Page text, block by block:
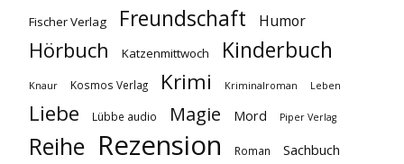
Fischer Verlag Freundschaft Humor
Hörbuch Katzenmittwoch Kinderbuch
Knaur Kosmos Verlag Krimi Kriminalroman Leben
Liebe Lübbe audio Magie Mord Piper Verlag
Reihe Rezension Roman Sachbuch